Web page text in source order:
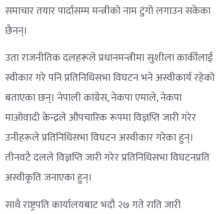
समाचार तयार पार्दासम्म मन्त्रीको नाम टुंगो लगाउन सकेका
छैनन्।
उता राजनीतिक दलहरूले प्रधानमन्त्रीमा सुशीला कार्कीलाई
स्वीकार गरे पनि प्रतिनिधिसभा विघटन भने अस्वीकार्य रहेको
बताएका छन्। नेपाली कांग्रेस, नेकपा एमाले, नेकपा
माओवादी केन्द्रले औपचारिक रूपमा विज्ञप्ति जारी गरेर
उनीहरूले प्रतिनिधिसभा विघटन अस्वीकार गरेका हुन्।
तीनवटै दलले विज्ञप्ति जारी गरेर प्रतिनिधिसभा विघटनप्रति
अस्वीकृति जनाएका हुन्।
साथै राष्ट्रपति कार्यालयबाट भदौ २७ गते राति जारी